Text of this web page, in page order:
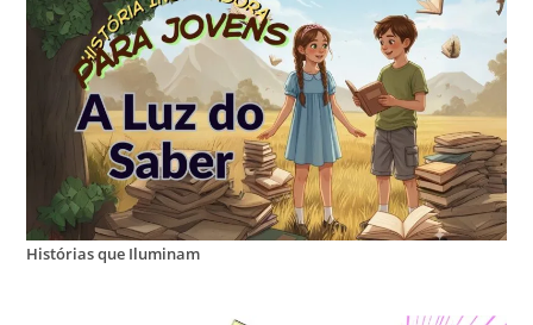
Histórias que Iluminam